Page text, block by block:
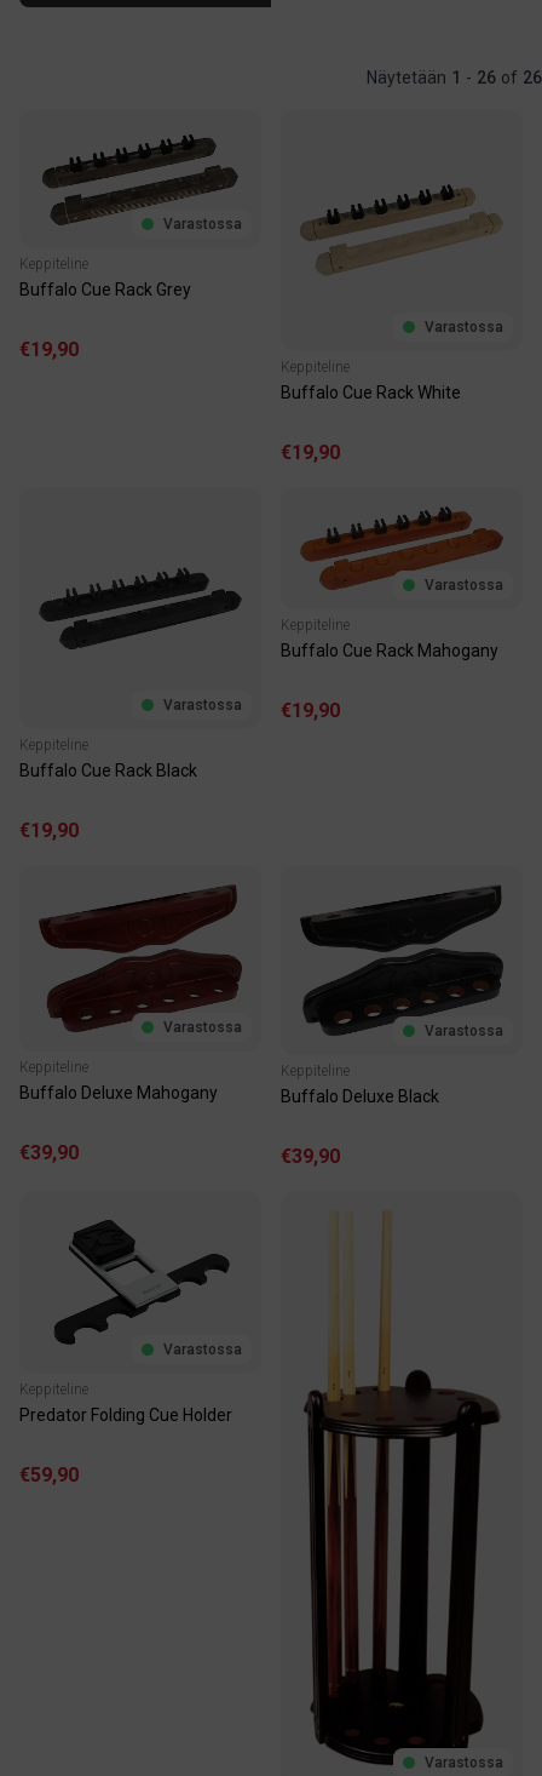
Näytetään 1 - 26 of 26
Varastossa
Keppiteline
Buffalo Cue Rack Grey
€19,90
Varastossa
Keppiteline
Buffalo Cue Rack White
€19,90
Varastossa
Keppiteline
Buffalo Cue Rack Black
€19,90
Varastossa
Keppiteline
Buffalo Cue Rack Mahogany
€19,90
Varastossa
Keppiteline
Buffalo Deluxe Mahogany
€39,90
Varastossa
Keppiteline
Buffalo Deluxe Black
€39,90
Varastossa
Keppiteline
Predator Folding Cue Holder
€59,90
Varastossa